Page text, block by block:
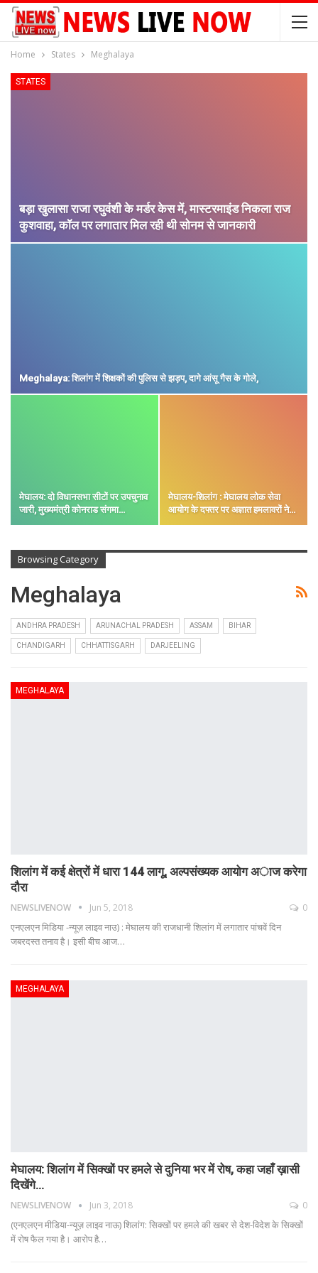
Home States Meghalaya
STATES
बड़ा खुलासा राजा रघुवंशी के मर्डर केस में, मास्टरमाइंड निकला राज
कुशवाहा, कॉल पर लगातार मिल रही थी सोनम से जानकारी
Meghalaya: शिलांग में शिक्षकों की पुलिस से झड़प, दागे आंसू गैस के गोले,
मेघालय: दो विधानसभा सीटों पर उपचुनाव
जारी, मुख्यमंत्री कोनराड संगमा…
मेघालय-शिलांग : मेघालय लोक सेवा
आयोग के दफ्तर पर अज्ञात हमलावरों ने…
Browsing Category
Meghalaya
ANDHRA PRADESH ARUNACHAL PRADESH ASSAM BIHAR
CHANDIGARH CHHATTISGARH DARJEELING
MEGHALAYA
शिलांग में कई क्षेत्रों में धारा 144 लागू, अल्पसंख्यक आयोग अाज करेगा
दौरा
NEWSLIVENOW Jun 5, 2018 0
एनएलएन मिडिया -न्यूज़ लाइव नाउ) : मेघालय की राजधानी शिलांग में लगातार पांचवें दिन
जबरदस्त तनाव है। इसी बीच आज…
MEGHALAYA
मेघालय: शिलांग में सिक्खों पर हमले से दुनिया भर में रोष, कहा जहाँ ख़ासी
दिखेंगे…
NEWSLIVENOW Jun 3, 2018 0
(एनएलएन मीडिया-न्यूज़ लाइव नाऊ) शिलांग: सिक्खों पर हमले की खबर से देश-विदेश के सिक्खों
में रोष फैल गया है। आरोप है…